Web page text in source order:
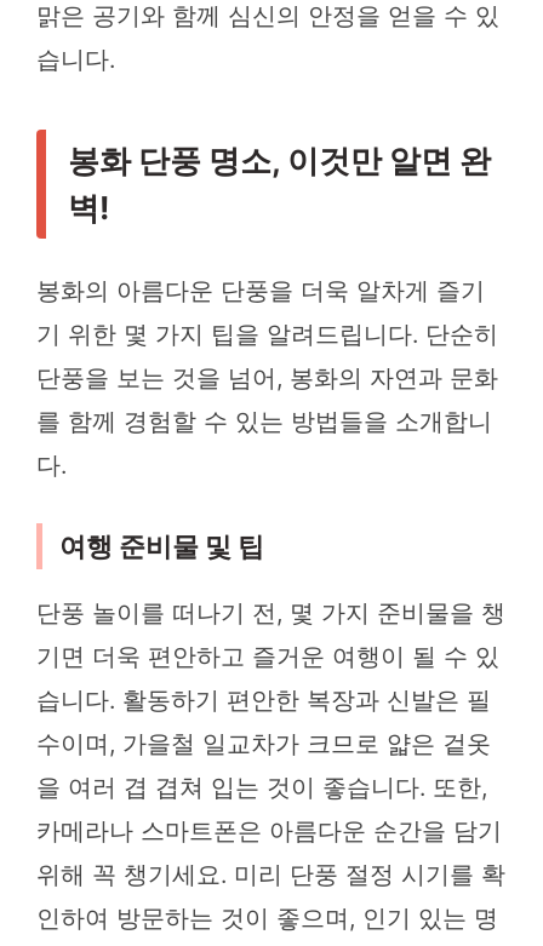
맑은 공기와 함께 심신의 안정을 얻을 수 있
습니다.
봉화 단풍 명소, 이것만 알면 완
벽!
봉화의 아름다운 단풍을 더욱 알차게 즐기
기 위한 몇 가지 팁을 알려드립니다. 단순히
단풍을 보는 것을 넘어, 봉화의 자연과 문화
를 함께 경험할 수 있는 방법들을 소개합니
다.
여행 준비물 및 팁
단풍 놀이를 떠나기 전, 몇 가지 준비물을 챙
기면 더욱 편안하고 즐거운 여행이 될 수 있
습니다. 활동하기 편안한 복장과 신발은 필
수이며, 가을철 일교차가 크므로 얇은 겉옷
을 여러 겹 겹쳐 입는 것이 좋습니다. 또한,
카메라나 스마트폰은 아름다운 순간을 담기
위해 꼭 챙기세요. 미리 단풍 절정 시기를 확
인하여 방문하는 것이 좋으며, 인기 있는 명